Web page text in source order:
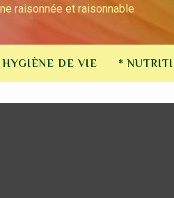
raisonnée et raisonnable
DE VIE *